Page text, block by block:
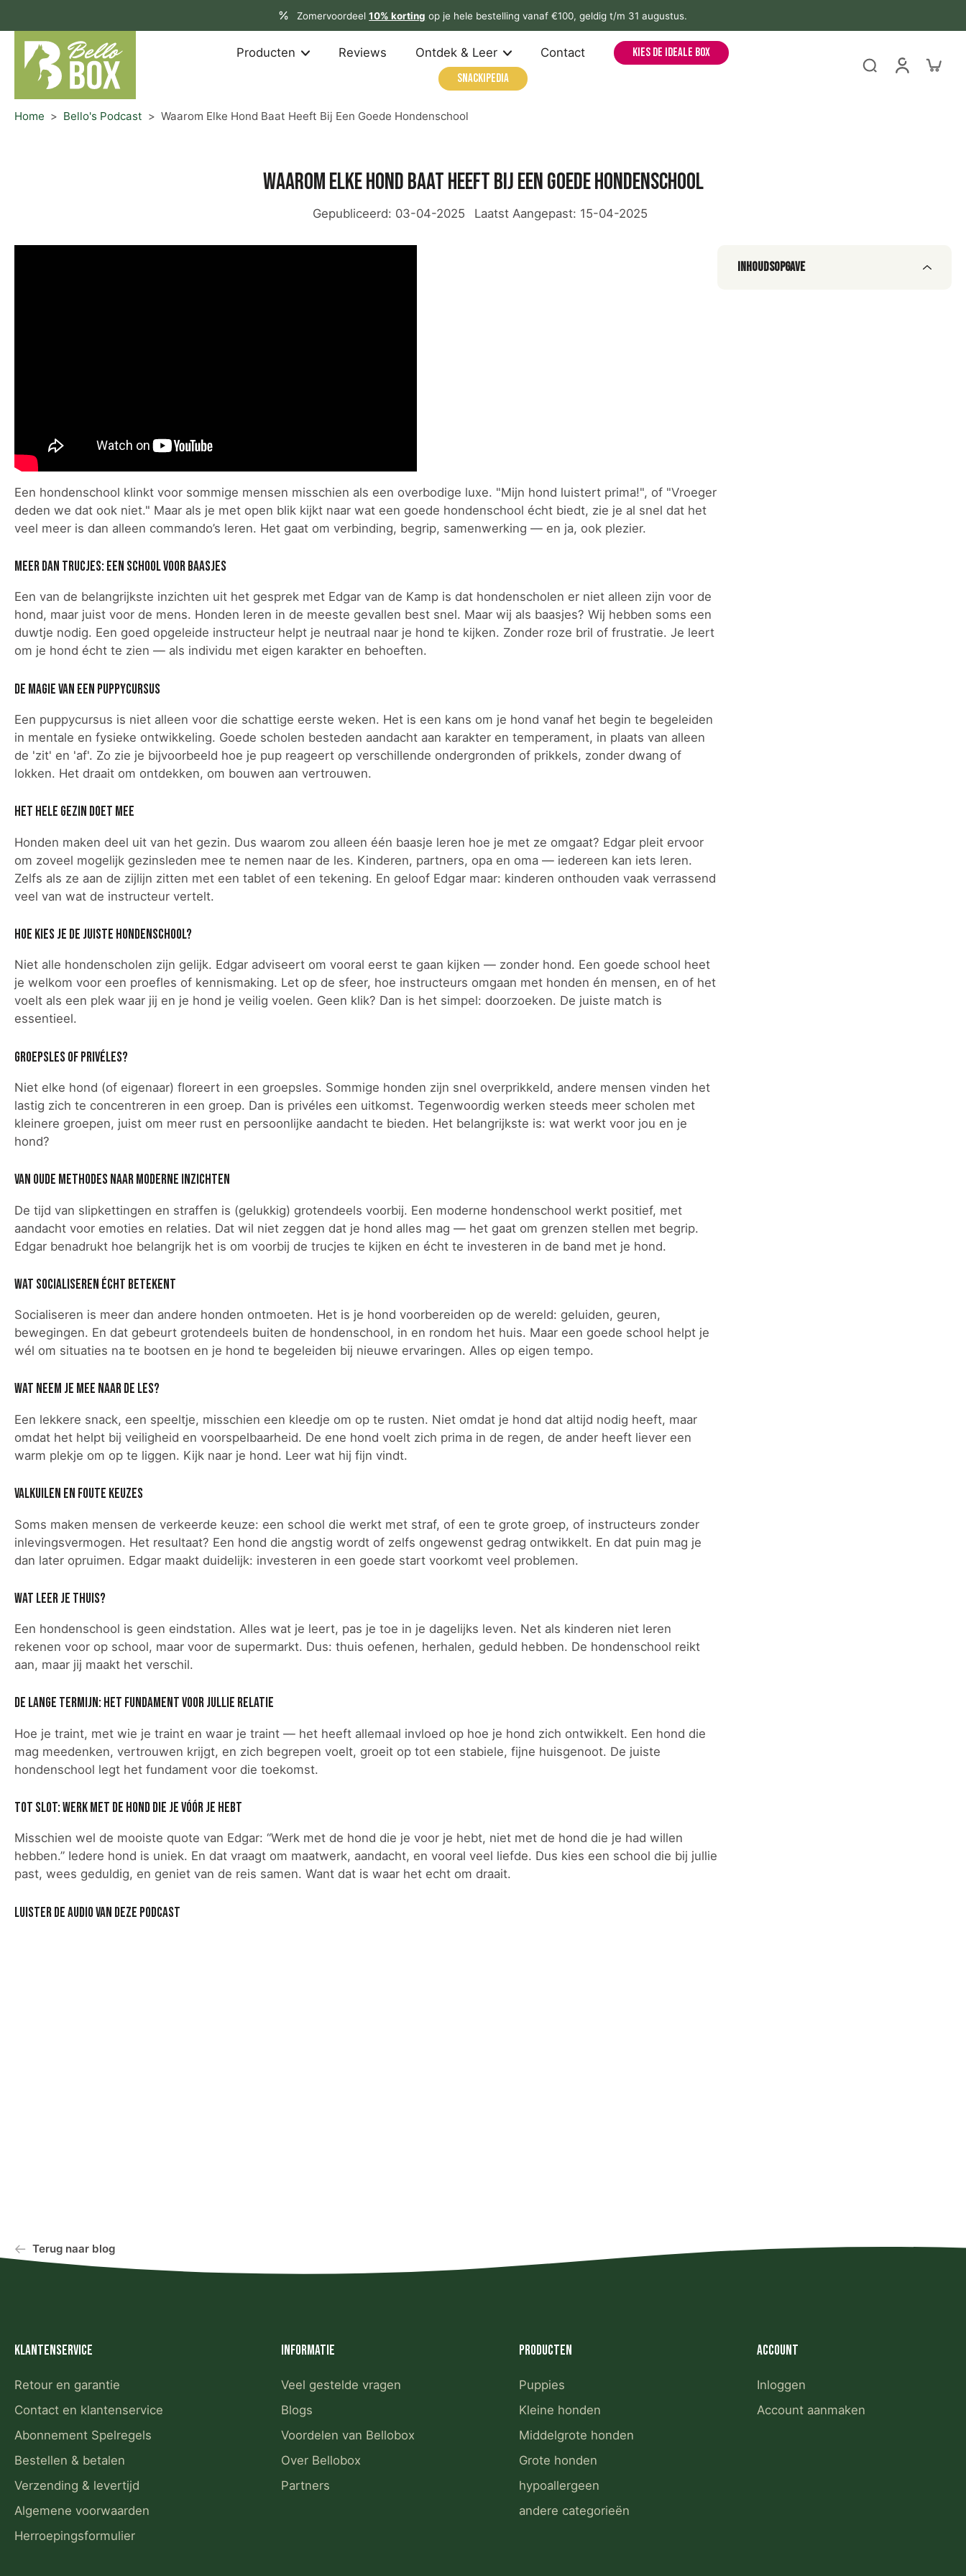
Zomervoordeel10% korting op je hele bestelling vanaf €100, geldig t/m 31 augustus.
Producten Reviews Ontdek & Leer Contact
Kies de ideale box
Snackipedia
Home > Bello's Podcast > Waarom Elke Hond Baat Heeft Bij Een Goede Hondenschool
Waarom elke hond baat heeft bij een goede hondenschool
Gepubliceerd: 03-04-2025 Laatst Aangepast: 15-04-2025
Inhoudsopgave
Een hondenschool klinkt voor sommige mensen misschien als een overbodige luxe. "Mijn hond luistert prima!", of "Vroeger
deden we dat ook niet." Maar als je met open blik kijkt naar wat een goede hondenschool écht biedt, zie je al snel dat het
veel meer is dan alleen commando’s leren. Het gaat om verbinding, begrip, samenwerking — en ja, ook plezier.
Meer dan trucjes: een school voor baasjes
Een van de belangrijkste inzichten uit het gesprek met Edgar van de Kamp is dat hondenscholen er niet alleen zijn voor de
hond, maar juist voor de mens. Honden leren in de meeste gevallen best snel. Maar wij als baasjes? Wij hebben soms een
duwtje nodig. Een goed opgeleide instructeur helpt je neutraal naar je hond te kijken. Zonder roze bril of frustratie. Je leert
om je hond écht te zien — als individu met eigen karakter en behoeften.
De magie van een puppycursus
Een puppycursus is niet alleen voor die schattige eerste weken. Het is een kans om je hond vanaf het begin te begeleiden
in mentale en fysieke ontwikkeling. Goede scholen besteden aandacht aan karakter en temperament, in plaats van alleen
de 'zit' en 'af'. Zo zie je bijvoorbeeld hoe je pup reageert op verschillende ondergronden of prikkels, zonder dwang of
lokken. Het draait om ontdekken, om bouwen aan vertrouwen.
Het hele gezin doet mee
Honden maken deel uit van het gezin. Dus waarom zou alleen één baasje leren hoe je met ze omgaat? Edgar pleit ervoor
om zoveel mogelijk gezinsleden mee te nemen naar de les. Kinderen, partners, opa en oma — iedereen kan iets leren.
Zelfs als ze aan de zijlijn zitten met een tablet of een tekening. En geloof Edgar maar: kinderen onthouden vaak verrassend
veel van wat de instructeur vertelt.
Hoe kies je de juiste hondenschool?
Niet alle hondenscholen zijn gelijk. Edgar adviseert om vooral eerst te gaan kijken — zonder hond. Een goede school heet
je welkom voor een proefles of kennismaking. Let op de sfeer, hoe instructeurs omgaan met honden én mensen, en of het
voelt als een plek waar jij en je hond je veilig voelen. Geen klik? Dan is het simpel: doorzoeken. De juiste match is
essentieel.
Groepsles of privéles?
Niet elke hond (of eigenaar) floreert in een groepsles. Sommige honden zijn snel overprikkeld, andere mensen vinden het
lastig zich te concentreren in een groep. Dan is privéles een uitkomst. Tegenwoordig werken steeds meer scholen met
kleinere groepen, juist om meer rust en persoonlijke aandacht te bieden. Het belangrijkste is: wat werkt voor jou en je
hond?
Van oude methodes naar moderne inzichten
De tijd van slipkettingen en straffen is (gelukkig) grotendeels voorbij. Een moderne hondenschool werkt positief, met
aandacht voor emoties en relaties. Dat wil niet zeggen dat je hond alles mag — het gaat om grenzen stellen met begrip.
Edgar benadrukt hoe belangrijk het is om voorbij de trucjes te kijken en écht te investeren in de band met je hond.
Wat socialiseren écht betekent
Socialiseren is meer dan andere honden ontmoeten. Het is je hond voorbereiden op de wereld: geluiden, geuren,
bewegingen. En dat gebeurt grotendeels buiten de hondenschool, in en rondom het huis. Maar een goede school helpt je
wél om situaties na te bootsen en je hond te begeleiden bij nieuwe ervaringen. Alles op eigen tempo.
Wat neem je mee naar de les?
Een lekkere snack, een speeltje, misschien een kleedje om op te rusten. Niet omdat je hond dat altijd nodig heeft, maar
omdat het helpt bij veiligheid en voorspelbaarheid. De ene hond voelt zich prima in de regen, de ander heeft liever een
warm plekje om op te liggen. Kijk naar je hond. Leer wat hij fijn vindt.
Valkuilen en foute keuzes
Soms maken mensen de verkeerde keuze: een school die werkt met straf, of een te grote groep, of instructeurs zonder
inlevingsvermogen. Het resultaat? Een hond die angstig wordt of zelfs ongewenst gedrag ontwikkelt. En dat puin mag je
dan later opruimen. Edgar maakt duidelijk: investeren in een goede start voorkomt veel problemen.
Wat leer je thuis?
Een hondenschool is geen eindstation. Alles wat je leert, pas je toe in je dagelijks leven. Net als kinderen niet leren
rekenen voor op school, maar voor de supermarkt. Dus: thuis oefenen, herhalen, geduld hebben. De hondenschool reikt
aan, maar jij maakt het verschil.
De lange termijn: het fundament voor jullie relatie
Hoe je traint, met wie je traint en waar je traint — het heeft allemaal invloed op hoe je hond zich ontwikkelt. Een hond die
mag meedenken, vertrouwen krijgt, en zich begrepen voelt, groeit op tot een stabiele, fijne huisgenoot. De juiste
hondenschool legt het fundament voor die toekomst.
Tot slot: werk met de hond die je vóór je hebt
Misschien wel de mooiste quote van Edgar: “Werk met de hond die je voor je hebt, niet met de hond die je had willen
hebben.” Iedere hond is uniek. En dat vraagt om maatwerk, aandacht, en vooral veel liefde. Dus kies een school die bij jullie
past, wees geduldig, en geniet van de reis samen. Want dat is waar het echt om draait.
Luister de Audio van deze podcast
Terug naar blog
Klantenservice
Retour en garantie
Contact en klantenservice
Abonnement Spelregels
Bestellen & betalen
Verzending & levertijd
Algemene voorwaarden
Herroepingsformulier
Informatie
Veel gestelde vragen
Blogs
Voordelen van Bellobox
Over Bellobox
Partners
Producten
Puppies
Kleine honden
Middelgrote honden
Grote honden
hypoallergeen
andere categorieën
Account
Inloggen
Account aanmaken